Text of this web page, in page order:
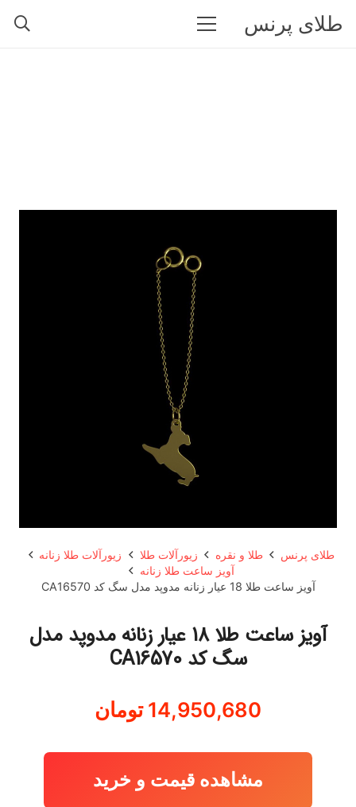
طلای پرنس
طلای پرنس طلا و نقره زیورآلات طلا
زیورآلات طلا زنانه
آویز ساعت طلا زنانه
آویز ساعت طلا 18 عیار زنانه مدوپد مدل سگ کد CA16570
آویز ساعت طلا 18 عیار زنانه مدوپد مدل
سگ کد CA16570
14,950,680 تومان
مشاهده قیمت و خرید